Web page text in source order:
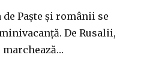
Paște și românii se
De Rusalii,
marchează…